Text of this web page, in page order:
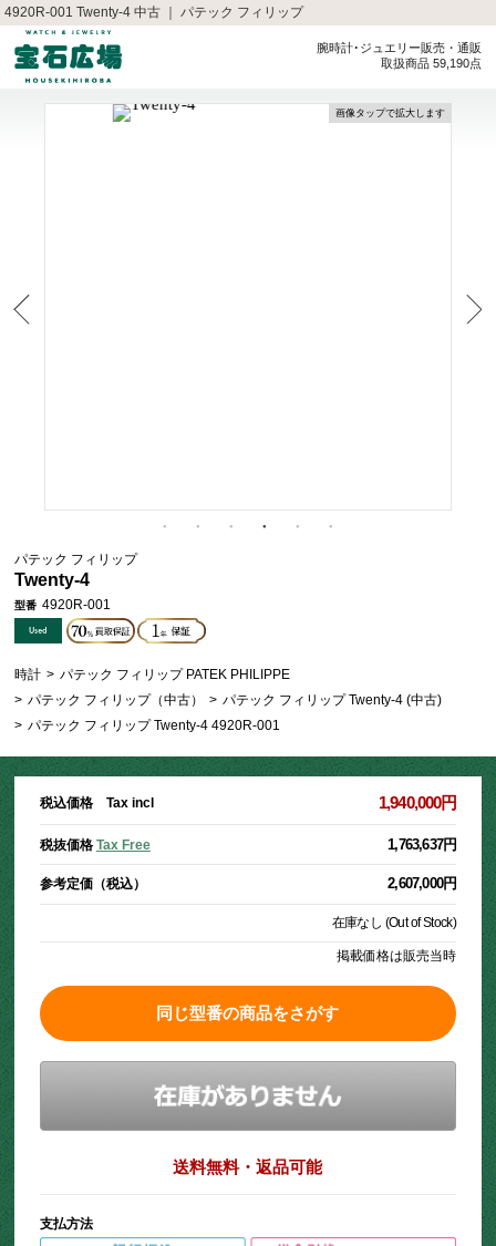
4920R-001 Twenty-4 中古 ｜ パテック フィリップ
腕時計･ジュエリー販売・通販
取扱商品 59,190点
画像タップで拡大します
パテック フィリップ
Twenty-4
型番 4920R-001
時計 > パテック フィリップ PATEK PHILIPPE
> パテック フィリップ（中古） > パテック フィリップ Twenty-4 (中古)
> パテック フィリップ Twenty-4 4920R-001
税込価格 Tax incl 1,940,000円
税抜価格 Tax Free 1,763,637円
参考定価（税込） 2,607,000円
在庫なし (Out of Stock)
掲載価格は販売当時
同じ型番の商品をさがす
送料無料・返品可能
支払方法